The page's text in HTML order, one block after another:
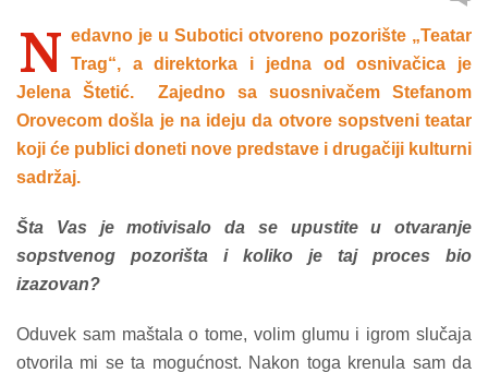
N edavno je u Subotici otvoreno pozorište „Teatar
Trag“, a direktorka i jedna od osnivačica je
Jelena Štetić. Zajedno sa suosnivačem Stefanom
Orovecom došla je na ideju da otvore sopstveni teatar
koji će publici doneti nove predstave i drugačiji kulturni
sadržaj.
Šta Vas je motivisalo da se upustite u otvaranje
sopstvenog pozorišta i koliko je taj proces bio
izazovan?
Oduvek sam maštala o tome, volim glumu i igrom slučaja
otvorila mi se ta mogućnost. Nakon toga krenula sam da